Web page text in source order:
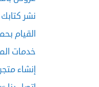
نشر كتابك
القيام
خدمات
إنشاء